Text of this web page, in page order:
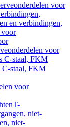
voor
en verbindingen,
voor
voor
C-staal, FKM
C-staal, FKM
voor
T-
niet-
niet-